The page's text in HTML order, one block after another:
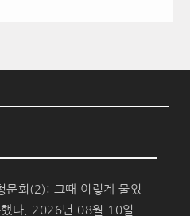
문회(2): 그때 이렇게 물었
다.
2026년 08월 10일